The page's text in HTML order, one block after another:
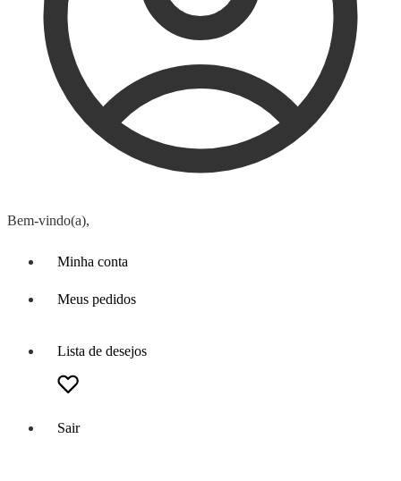
Bem-vindo(a),
Minha conta
Meus pedidos
Lista de desejos
Sair